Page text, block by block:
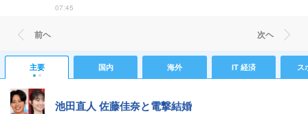
07:45
前ヘ 次ヘ
主要 国内 海外 IT 経済 ス
池田直人 佐藤佳奈と電撃結婚